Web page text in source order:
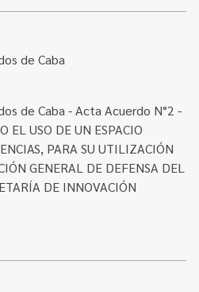
Información online
Justicia
de Caba
de Caba - Acta Acuerdo N°2 -
EL USO DE UN ESPACIO
PARA SU UTILIZACIÓN
GENERAL DE DEFENSA DEL
DE INNOVACIÓN